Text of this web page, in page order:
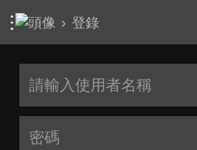
› 登錄